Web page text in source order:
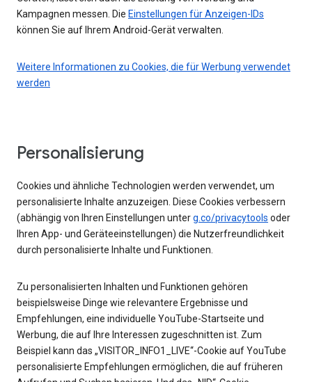
Kampagnen messen. Die Einstellungen für Anzeigen-IDs
können Sie auf Ihrem Android-Gerät verwalten.
Weitere Informationen zu Cookies, die für Werbung verwendet
werden
Personalisierung
Cookies und ähnliche Technologien werden verwendet, um
personalisierte Inhalte anzuzeigen. Diese Cookies verbessern
(abhängig von Ihren Einstellungen unterg.co/privacytools oder
Ihren App- und Geräteeinstellungen) die Nutzerfreundlichkeit
durch personalisierte Inhalte und Funktionen.
Zu personalisierten Inhalten und Funktionen gehören
beispielsweise Dinge wie relevantere Ergebnisse und
Empfehlungen, eine individuelle YouTube-Startseite und
Werbung, die auf Ihre Interessen zugeschnitten ist. Zum
Beispiel kann das „VISITOR_INFO1_LIVE“-Cookie auf YouTube
personalisierte Empfehlungen ermöglichen, die auf früheren